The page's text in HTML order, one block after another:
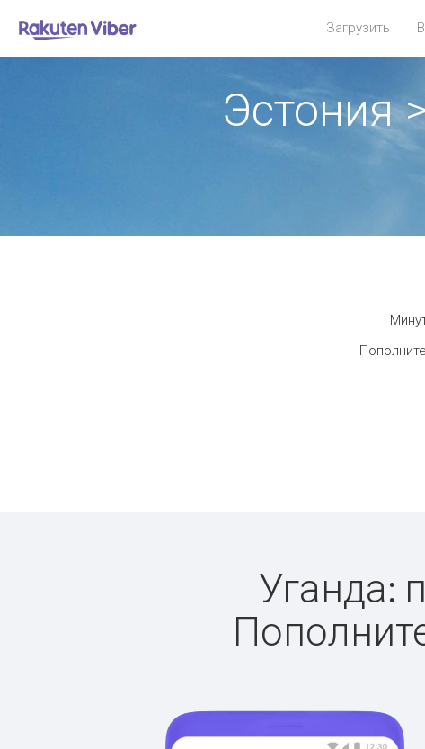
Загрузить
Эстония
Уганда: